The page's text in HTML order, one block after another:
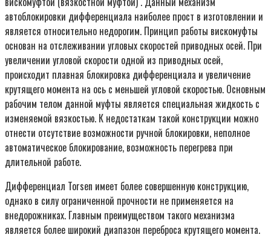
автоблокировки дифференциала наиболее прост в изготовлении и
является относительно недорогим. Принцип работы вискомуфты
основан на отслеживании угловых скоростей приводных осей. При
увеличении угловой скорости одной из приводных осей,
происходит плавная блокировка дифференциала и увеличение
крутящего момента на ось с меньшей угловой скоростью. Основным
рабочим телом данной муфты является специальная жидкость с
изменяемой вязкостью. К недостаткам такой конструкции можно
отнести отсутствие возможности ручной блокировки, неполное
автоматическое блокирование, возможность перегрева при
длительной работе.
Дифференциал Torsen имеет более совершенную конструкцию,
однако в силу ограниченной прочности не применяется на
внедорожниках. Главным преимуществом такого механизма
является более широкий диапазон переброса крутящего момента.